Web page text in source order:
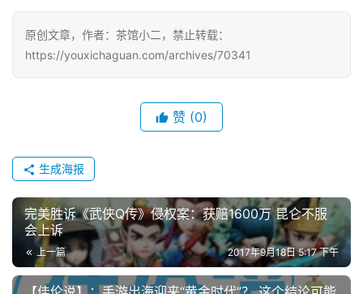
原创文章，作者：茶馆小二，禁止转载：
https://youxichaguan.com/archives/70341
赞 (0)
生成海报
完美胜诉《武侠Q传》侵权案：获赔1600万 昆仑不服
会上诉
上一篇 2017年9月18日 5:17 下午